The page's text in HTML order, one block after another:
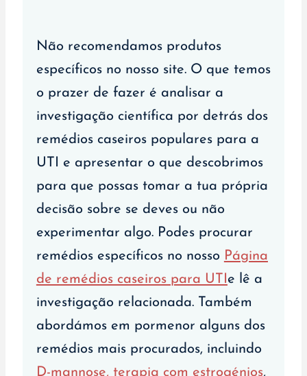
Não recomendamos produtos
específicos no nosso site. O que temos
o prazer de fazer é analisar a
investigação científica por detrás dos
remédios caseiros populares para a
UTI e apresentar o que descobrimos
para que possas tomar a tua própria
decisão sobre se deves ou não
experimentar algo. Podes procurar
remédios específicos no nosso Página
de remédios caseiros para UTIe lê a
investigação relacionada. Também
abordámos em pormenor alguns dos
remédios mais procurados, incluindo
D-mannose, terapia com estrogénios,